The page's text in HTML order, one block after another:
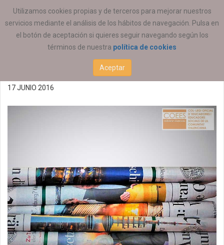
Utilizamos cookies propias y de terceros para mejorar nuestros
servicios mediante el análisis de los hábitos de navegación. Pulsa en
el botón de aceptación si quieres seguir navegando según los
términos de nuestra política de cookies
Aceptar
ESTÁ AQUÍ: ACTUALIDAD ESTATAL
Nª 161 de la Revista
Profesiones
17 JUNIO 2016